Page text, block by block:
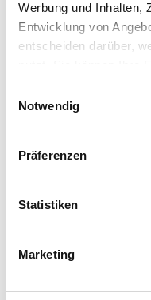
Werbung und Inhalten,
Entwicklung von
entscheiden darüber,
Trigger Symbol ändern
Informationen
können
bestimmten
Erfahren Sie mehr
Notwendig
Präferenzen
Statistiken
Marketing